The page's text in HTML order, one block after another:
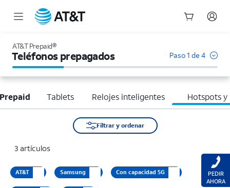
AT&T Prepaid®
Teléfonos prepagados Paso 1 de 4
Tablets Relojes inteligentes Hotspots y
Filtrar y ordenar
3 artículos
AT&T Samsung Con capacidad 5G
PEDIR
AHORA